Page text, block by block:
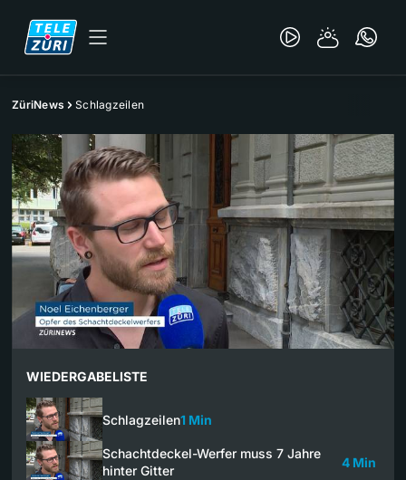
ZüriNews Schlagzeilen
WIEDERGABELISTE
Schlagzeilen1 Min
Schachtdeckel-Werfer muss 7 Jahre
hinter Gitter
4 Min